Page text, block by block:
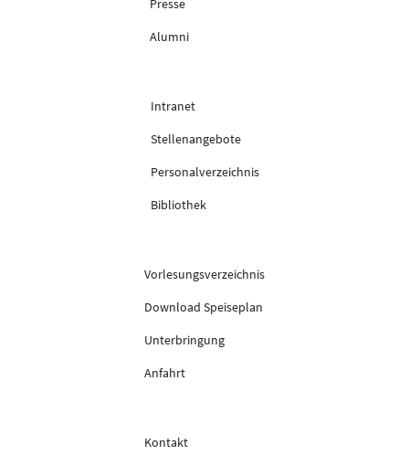
Presse
Alumni
Intranet
Stellenangebote
Personalverzeichnis
Bibliothek
Vorlesungsverzeichnis
Download Speiseplan
Unterbringung
Anfahrt
Kontakt